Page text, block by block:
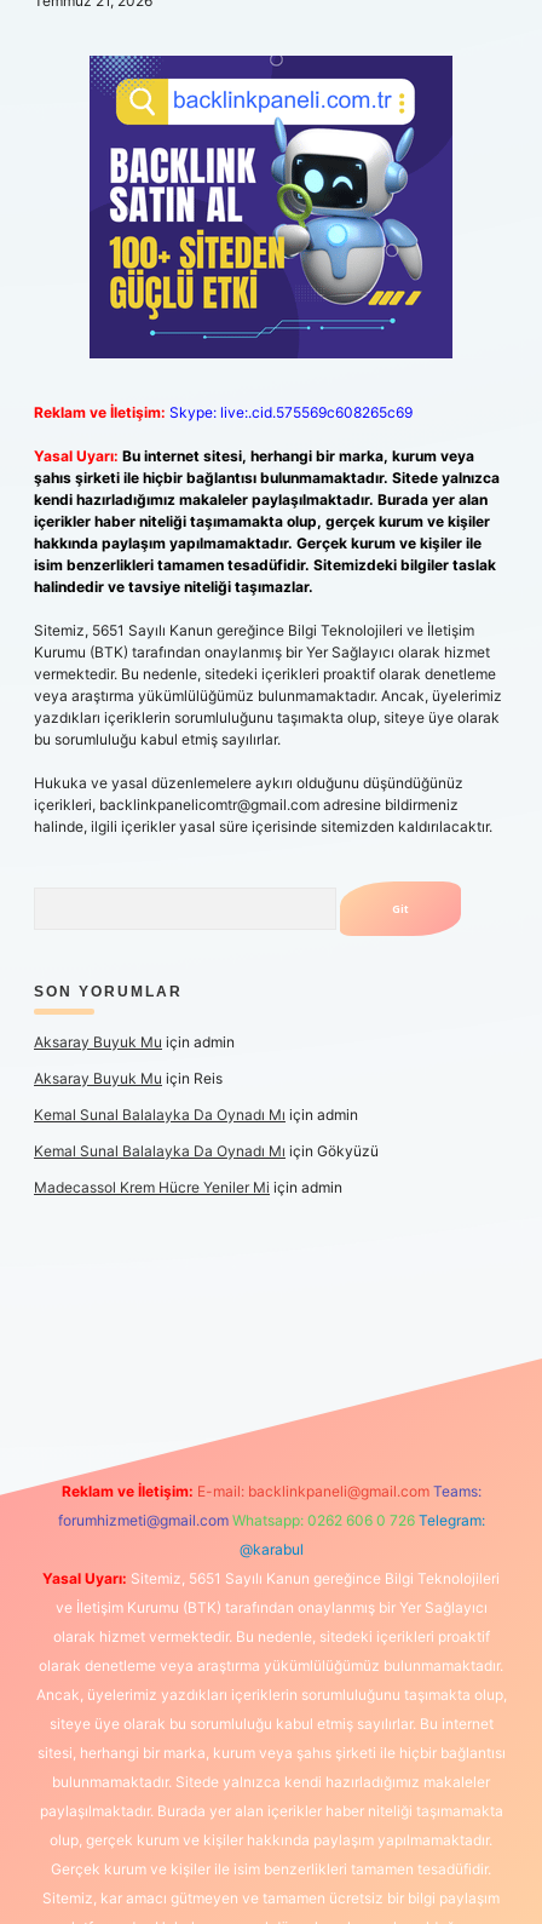
Reklam ve İletişim: Skype: live:.cid.575569c608265c69
Yasal Uyarı: Bu internet sitesi, herhangi bir marka, kurum veya
şahıs şirketi ile hiçbir bağlantısı bulunmamaktadır. Sitede yalnızca
kendi hazırladığımız makaleler paylaşılmaktadır. Burada yer alan
içerikler haber niteliği taşımamakta olup, gerçek kurum ve kişiler
hakkında paylaşım yapılmamaktadır. Gerçek kurum ve kişiler ile
isim benzerlikleri tamamen tesadüfidir. Sitemizdeki bilgiler taslak
halindedir ve tavsiye niteliği taşımazlar.
Sitemiz, 5651 Sayılı Kanun gereğince Bilgi Teknolojileri ve İletişim
Kurumu (BTK) tarafından onaylanmış bir Yer Sağlayıcı olarak hizmet
vermektedir. Bu nedenle, sitedeki içerikleri proaktif olarak denetleme
veya araştırma yükümlülüğümüz bulunmamaktadır. Ancak, üyelerimiz
yazdıkları içeriklerin sorumluluğunu taşımakta olup, siteye üye olarak
bu sorumluluğu kabul etmiş sayılırlar.
Hukuka ve yasal düzenlemelere aykırı olduğunu düşündüğünüz
içerikleri, backlinkpanelicomtr@gmail.com adresine bildirmeniz
halinde, ilgili içerikler yasal süre içerisinde sitemizden kaldırılacaktır.
SON YORUMLAR
Aksaray Buyuk Mu için admin
Aksaray Buyuk Mu için Reis
Kemal Sunal Balalayka Da Oynadı Mı için admin
Kemal Sunal Balalayka Da Oynadı Mı için Gökyüzü
Madecassol Krem Hücre Yeniler Mi için admin
Reklam ve İletişim: E-mail: backlinkpaneli@gmail.com Teams:
forumhizmeti@gmail.com Whatsapp: 0262 606 0 726 Telegram:
@karabul
Yasal Uyarı: Sitemiz, 5651 Sayılı Kanun gereğince Bilgi Teknolojileri
ve İletişim Kurumu (BTK) tarafından onaylanmış bir Yer Sağlayıcı
olarak hizmet vermektedir. Bu nedenle, sitedeki içerikleri proaktif
olarak denetleme veya araştırma yükümlülüğümüz bulunmamaktadır.
Ancak, üyelerimiz yazdıkları içeriklerin sorumluluğunu taşımakta olup,
siteye üye olarak bu sorumluluğu kabul etmiş sayılırlar. Bu internet
sitesi, herhangi bir marka, kurum veya şahıs şirketi ile hiçbir bağlantısı
bulunmamaktadır. Sitede yalnızca kendi hazırladığımız makaleler
paylaşılmaktadır. Burada yer alan içerikler haber niteliği taşımamakta
olup, gerçek kurum ve kişiler hakkında paylaşım yapılmamaktadır.
Gerçek kurum ve kişiler ile isim benzerlikleri tamamen tesadüfidir.
Sitemiz, kar amacı gütmeyen ve tamamen ücretsiz bir bilgi paylaşım